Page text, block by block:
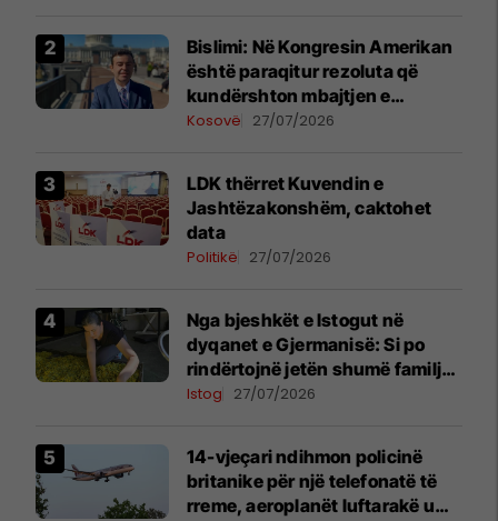
Bislimi: Në Kongresin Amerikan
është paraqitur rezoluta që
kundërshton mbajtjen e
Asamblesë Parlamentare të
Kosovë 27/07/2026
LDK thërret Kuvendin e
Jashtëzakonshëm, caktohet
data
Politikë 27/07/2026
Nga bjeshkët e Istogut në
dyqanet e Gjermanisë: Si po
rindërtojnë jetën shumë familje
nga eksporti i bimëve mjekësore
Istog 27/07/2026
14-vjeçari ndihmon policinë
britanike për një telefonatë të
rreme, aeroplanët luftarakë u